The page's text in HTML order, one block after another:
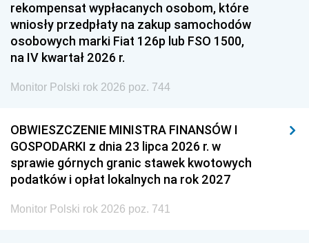
rekompensat wypłacanych osobom, które
wniosły przedpłaty na zakup samochodów
osobowych marki Fiat 126p lub FSO 1500,
na IV kwartał 2026 r.
Monitor Polski rok 2026 poz. 744
OBWIESZCZENIE MINISTRA FINANSÓW I
GOSPODARKI z dnia 23 lipca 2026 r. w
sprawie górnych granic stawek kwotowych
podatków i opłat lokalnych na rok 2027
Monitor Polski rok 2026 poz. 741